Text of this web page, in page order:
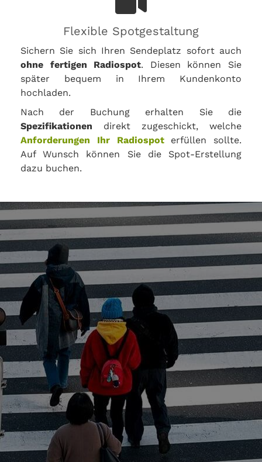
Flexible Spotgestaltung
Sichern Sie sich Ihren Sendeplatz sofort auch
ohne fertigen Radiospot. Diesen können Sie
später bequem in Ihrem Kundenkonto
hochladen.
Nach der Buchung erhalten Sie die
Spezifikationen direkt zugeschickt, welche
Anforderungen Ihr Radiospoterfüllen sollte.
Auf Wunsch können Sie die Spot-Erstellung
dazu buchen.